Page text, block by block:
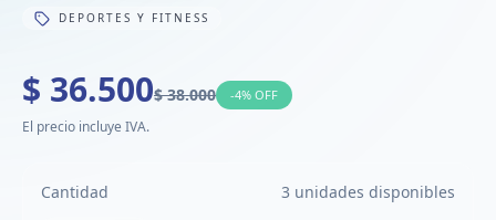
DEPORTES Y FITNESS
$ 36.500$ 38.000 -4% OFF
El precio incluye IVA.
Cantidad 3 unidades disponibles